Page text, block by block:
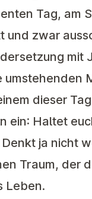
Tag, am
und zwar
mit
dieser
ein: Haltet
ja nicht
Traum, der
Leben.